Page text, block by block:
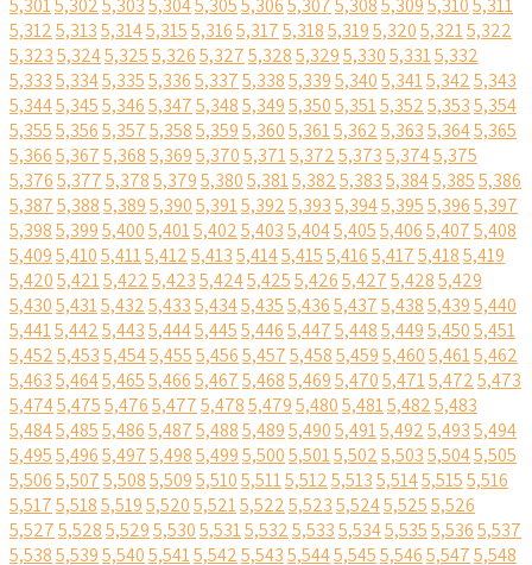
5,3015,3025,3035,3045,3055,3065,3075,3085,3095,3105,311
5,3125,3135,3145,3155,3165,3175,3185,3195,3205,3215,322
5,3235,3245,3255,3265,3275,3285,3295,3305,3315,332
5,3335,3345,3355,3365,3375,3385,3395,3405,3415,3425,343
5,3445,3455,3465,3475,3485,3495,3505,3515,3525,3535,354
5,3555,3565,3575,3585,3595,3605,3615,3625,3635,3645,365
5,3665,3675,3685,3695,3705,3715,3725,3735,3745,375
5,3765,3775,3785,3795,3805,3815,3825,3835,3845,3855,386
5,3875,3885,3895,3905,3915,3925,3935,3945,3955,3965,397
5,3985,3995,4005,4015,4025,4035,4045,4055,4065,4075,408
5,4095,4105,4115,4125,4135,4145,4155,4165,4175,4185,419
5,4205,4215,4225,4235,4245,4255,4265,4275,4285,429
5,4305,4315,4325,4335,4345,4355,4365,4375,4385,4395,440
5,4415,4425,4435,4445,4455,4465,4475,4485,4495,4505,451
5,4525,4535,4545,4555,4565,4575,4585,4595,4605,4615,462
5,4635,4645,4655,4665,4675,4685,4695,4705,4715,4725,473
5,4745,4755,4765,4775,4785,4795,4805,4815,4825,483
5,4845,4855,4865,4875,4885,4895,4905,4915,4925,4935,494
5,4955,4965,4975,4985,4995,5005,5015,5025,5035,5045,505
5,5065,5075,5085,5095,5105,5115,5125,5135,5145,5155,516
5,5175,5185,5195,5205,5215,5225,5235,5245,5255,526
5,5275,5285,5295,5305,5315,5325,5335,5345,5355,5365,537
5,5385,5395,5405,5415,5425,5435,5445,5455,5465,5475,548